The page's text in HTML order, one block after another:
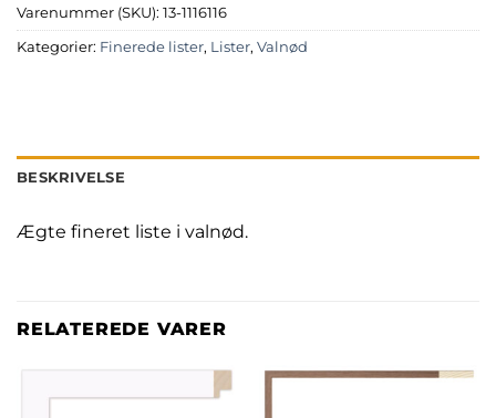
Varenummer (SKU): 13-1116116
Kategorier: Finerede lister, Lister, Valnød
BESKRIVELSE
Ægte fineret liste i valnød.
RELATEREDE VARER